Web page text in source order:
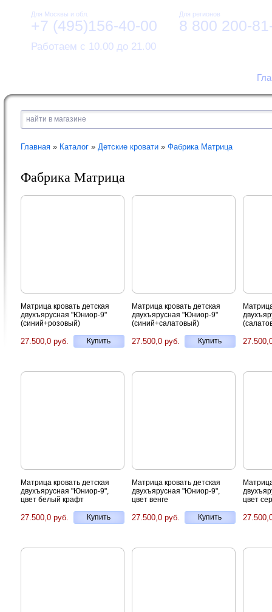
Для Москвы и обл.
+7 (495)156-40-00
Для регионов
8 800 200-
Работаем с 10.00 до 21.00
Главная» Каталог» Детские кровати» Фабрика Матрица
Фабрика Матрица
Матрица кровать детская
двухъярусная "Юниор-9"
(синий+розовый)
Купить
27.500,0 руб.
Матрица кровать детская
двухъярусная "Юниор-9"
(синий+салатовый)
Купить
27.500,0 руб.
Матрица кровать детская
двухъярусная "Юниор-9",
цвет белый крафт
Купить
27.500,0 руб.
Матрица кровать детская
двухъярусная "Юниор-9",
цвет венге
Купить
27.500,0 руб.
цвет